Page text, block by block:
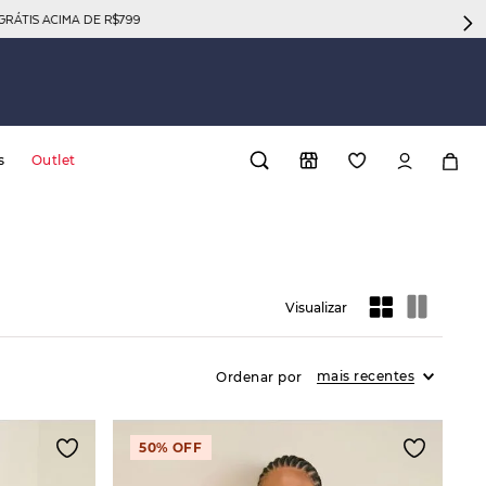
ACIMA DE R$799
Outlet
Bege Claro
44 5 mais recentes
50% OFF